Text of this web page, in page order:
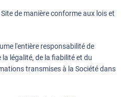
de manière conforme aux lois et
l'entière responsabilité de
légalité, de la fiabilité et du
transmises à la Société dans